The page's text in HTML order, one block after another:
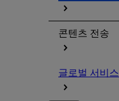
콘텐츠 전송
글로벌 서비스